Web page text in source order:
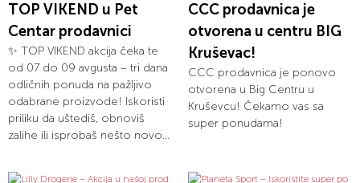
TOP VIKEND u Pet
Centar prodavnici
✨ TOP VIKEND akcija čeka te
od 07 do 09 avgusta – tri dana
odličnih ponuda na pažljivo
odabrane proizvode! Iskoristi
priliku da uštediš, obnoviš
zalihe ili isprobaš nešto novo...
CCC prodavnica je
otvorena u centru BIG
Kruševac!
CCC prodavnica je ponovo
otvorena u Big Centru u
Kruševcu! Čekamo vas sa
super ponudama!